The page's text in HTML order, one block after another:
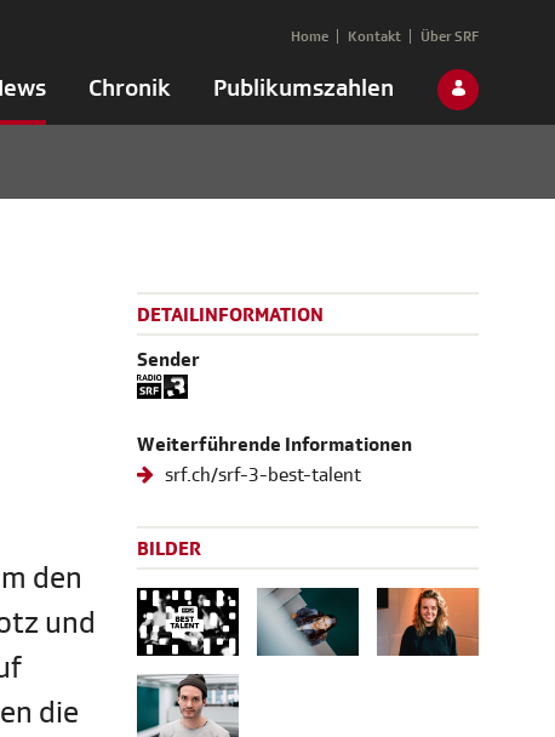
Chronik Publikumszahlen
Home Kontakt Über SRF
den
und
die
DETAILINFORMATION
Sender
Weiterführende Informationen
srf.ch/srf-3-best-talent
BILDER